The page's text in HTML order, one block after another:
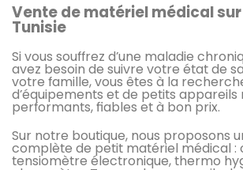
Vente de matériel médical
Tunisie
Si vous souffrez d’une maladie
avez besoin de suivre votre état de
votre famille, vous êtes à la
d’équipements et de petits appareils
performants, fiables et à bon prix.
Sur notre boutique, nous proposons
complète de petit matériel médical :
tensiomètre électronique, thermo